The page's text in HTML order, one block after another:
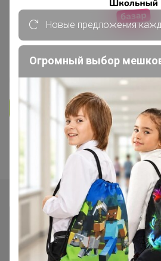
ShаgоVitа - семейная
Предзаказ Весна
168 4.8K 47.9K
Ответить
1 2 3 4 5
Показаны записи1-10
Новые предложения
Огромный выбор